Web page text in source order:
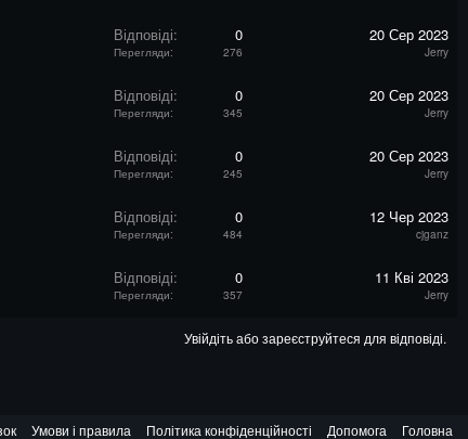
Відповіді 0
Перегляди 276
20 Сер 2023
Jerry
Відповіді 0
Перегляди 345
20 Сер 2023
Jerry
Відповіді 0
Перегляди 245
20 Сер 2023
Jerry
Відповіді 0
Перегляди 484
12 Чер 2023
cjganz
Відповіді 0
Перегляди 357
11 Кві 2023
Jerry
Увійдіть або зареєструйтеся для відповіді.
Умови і правила Політика конфіденційності Допомога Головна